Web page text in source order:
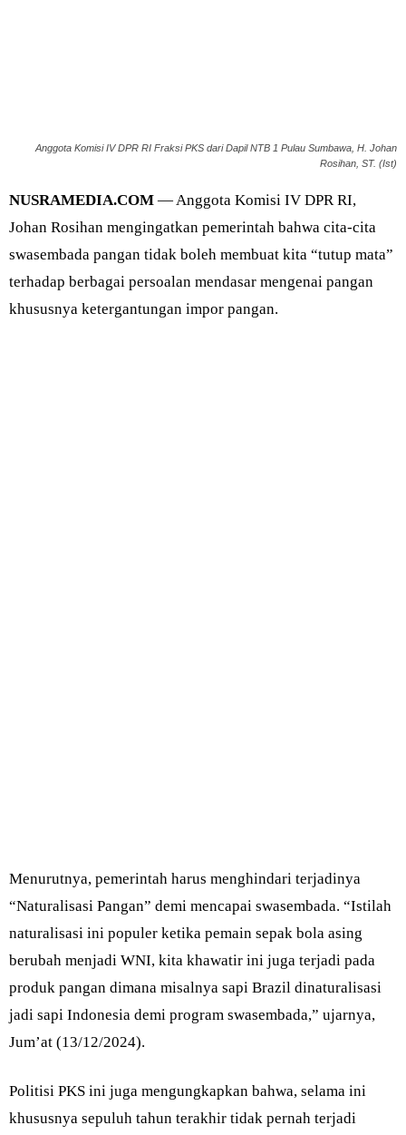
Anggota Komisi IV DPR RI Fraksi PKS dari Dapil NTB 1 Pulau Sumbawa, H. Johan
Rosihan, ST. (Ist)
NUSRAMEDIA.COM — Anggota Komisi IV DPR RI,
Johan Rosihan mengingatkan pemerintah bahwa cita-cita
swasembada pangan tidak boleh membuat kita “tutup mata”
terhadap berbagai persoalan mendasar mengenai pangan
khususnya ketergantungan impor pangan.
Menurutnya, pemerintah harus menghindari terjadinya
“Naturalisasi Pangan” demi mencapai swasembada. “Istilah
naturalisasi ini populer ketika pemain sepak bola asing
berubah menjadi WNI, kita khawatir ini juga terjadi pada
produk pangan dimana misalnya sapi Brazil dinaturalisasi
jadi sapi Indonesia demi program swasembada,” ujarnya,
Jum’at (13/12/2024).
Politisi PKS ini juga mengungkapkan bahwa, selama ini
khususnya sepuluh tahun terakhir tidak pernah terjadi